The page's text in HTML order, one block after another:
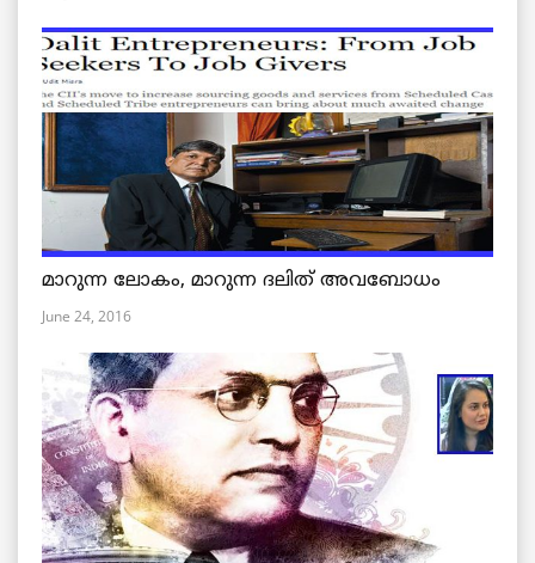
മാറുന്ന ലോകം, മാറുന്ന ദലിത് അവബോധം
June 24, 2016